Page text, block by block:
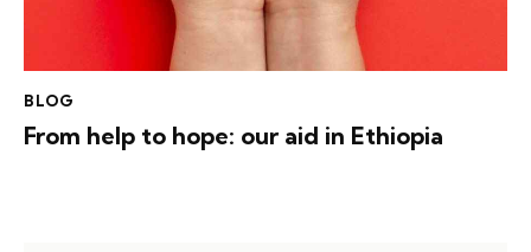
BLOG
From help to hope: our aid in Ethiopia